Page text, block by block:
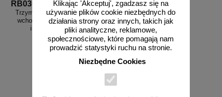
Klikając 'Akceptuj', zgadzasz się na
używanie plików cookie niezbędnych do
działania strony oraz innych, takich jak
pliki analityczne, reklamowe,
społecznościowe, które pomagają nam
prowadzić statystyki ruchu na stronie.
Niezbędne Cookies
RB030
Trzymaj się poręczy schodząc i
wchodząc po schodach - znak
informacyjny - RB030